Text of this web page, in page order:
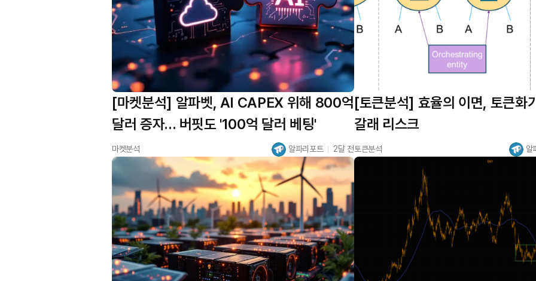
[마켓분석] 알파벳, AI CAPEX 위해 800억
달러 증자… 버핏도 '100억 달러 베팅'
마켓분석 알파리포트 2달 전
[토큰분석] 효율의 이면, 토큰화
갈래 리스크
토큰분석 알